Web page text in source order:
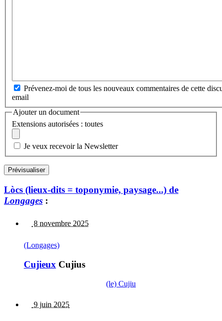
Prévenez-moi de tous les nouveaux commentaires de cette
email
Ajouter un document
Extensions autorisées : toutes
Je veux recevoir la Newsletter
Lòcs (lieux-dits = toponymie, paysage...) de
Longages :
8 novembre 2025
(Longages)
Cujieux Cujius
(le) Cujiu
9 juin 2025